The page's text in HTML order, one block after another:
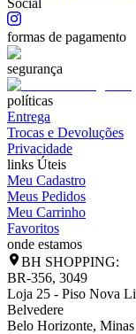
formas de pagamento
segurança
políticas
Entrega
Trocas e Devoluções
Privacidade
links Úteis
Meu Cadastro
Meus Pedidos
Meu Carrinho
Favoritos
onde estamos
BH SHOPPING:
BR-356, 3049
Loja 25 - Piso Nova
Belvedere
Belo Horizonte,